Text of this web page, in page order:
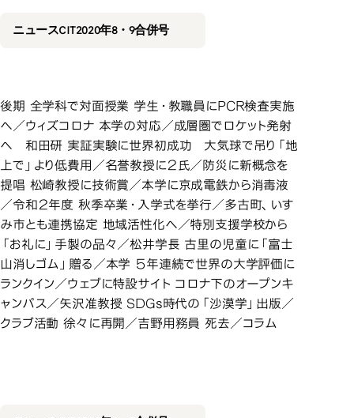
2020年8・9合併号
ニュースCIT2020年8・9合併号
後期 全学科で対面授業 学生・教職員にPCR検査実施
へ／ウィズコロナ 本学の対応／成層圏でロケット発射
へ 和田研 実証実験に世界初成功 大気球で吊り「地
上で」より低費用／名誉教授に２氏／防災に新概念を
提唱 松崎教授に技術賞／本学に京成電鉄から消毒液
／令和２年度 秋季卒業・入学式を挙行／多古町、いす
み市とも連携協定 地域活性化へ／特別支援学校から
「お礼に」手製の品々／松井学長 古里の児童に「富士
山消しゴム」贈る／本学 ５年連続で世界の大学評価に
ランクイン／ウェブに特設サイト コロナ下のオープンキ
ャンパス／矢沢准教授 SDGs時代の「沙漠学」出版／
クラブ活動 徐々に再開／吉野用務員 死去／コラム